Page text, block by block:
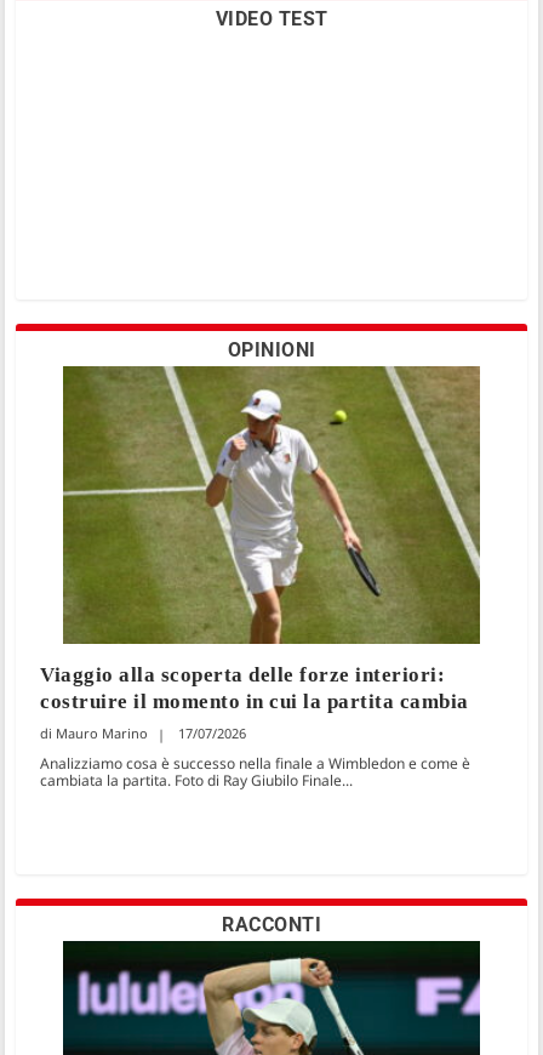
VIDEO TEST
OPINIONI
Viaggio alla scoperta delle forze interiori:
costruire il momento in cui la partita cambia
Mauro Marino 17/07/2026
Analizziamo cosa è successo nella finale a Wimbledon e come è
cambiata la partita. Foto di Ray Giubilo Finale...
RACCONTI